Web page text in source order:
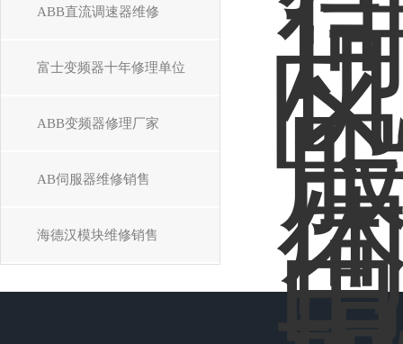
ABB直流调速器维修
富士变频器十年修理单位
ABB变频器修理厂家
AB伺服器维修销售
海德汉模块维修销售